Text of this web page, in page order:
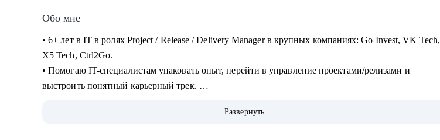
Обо мне
• 6+ лет в IT в ролях Project / Release / Delivery Manager в крупных компаниях: Go Invest, VK Tech,
X5 Tech, Ctrl2Go.
• Помогаю IT-специалистам упаковать опыт, перейти в управление проектами/релизами и
выстроить понятный карьерный трек.
• 2024 — ITSM. Основы управления ИТ-услугами
Развернуть